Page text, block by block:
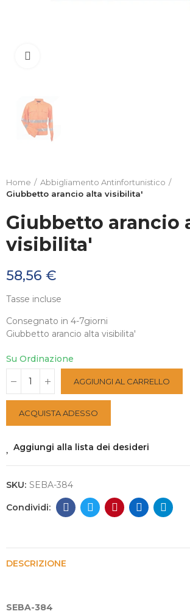
Home
Abbigliamento Antinfortunistico
Giubbetto arancio alta visibilita'
Giubbetto arancio
visibilita'
58,56 €
Tasse incluse
Consegnato in 4-7giorni
Giubbetto arancio alta visibilita'
Su Ordinazione
AGGIUNGI AL CARRELLO
ACQUISTA ADESSO
Aggiungi alla lista dei desideri
SKU: SEBA-384
DESCRIZIONE
SEBA-384